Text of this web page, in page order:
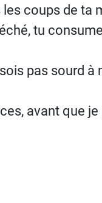
coups de ta
tu
pas sourd à
avant que